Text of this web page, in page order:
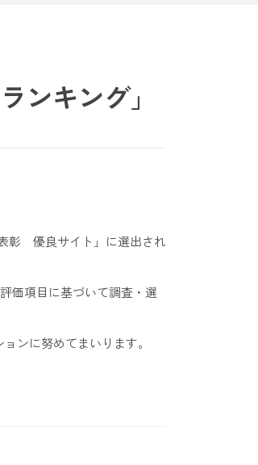
ンキング」
彰 優良サイト」に選出され
価項目に基づいて調査・選
ンに努めてまいります。